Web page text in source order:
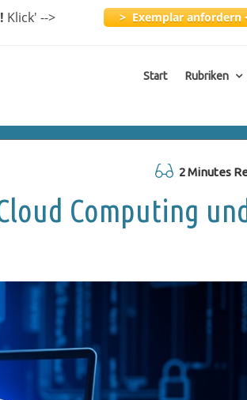
Klick' --> > Exemplar anfordern
Start Rubriken
2 Minutes
Computing